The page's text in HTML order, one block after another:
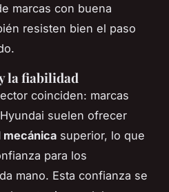
marcas con buena
resisten bien el paso
la fiabilidad
coinciden: marcas
suelen ofrecer
mecánica superior, lo que
para los
mano. Esta confianza se